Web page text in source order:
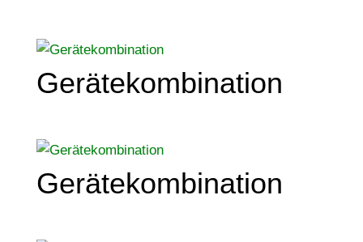
Gerätekombination
Gerätekombination